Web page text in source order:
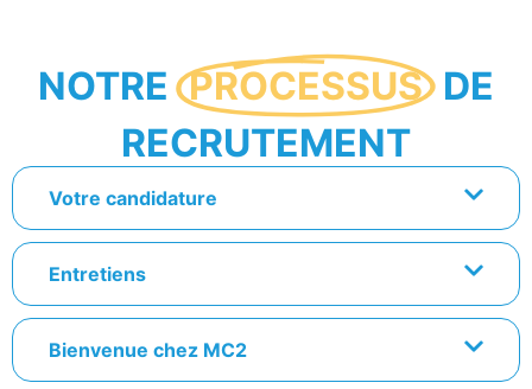
NOTRE PROCESSUS DE
RECRUTEMENT
Votre candidature
Entretiens
Bienvenue chez MC2